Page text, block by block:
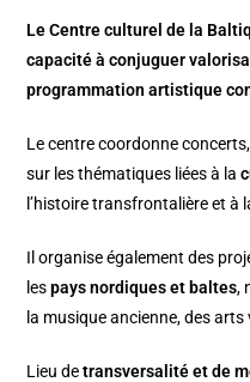
Le Centre culturel de la
capacité à conjuguer
programmation artistique
Le centre coordonne
sur les thématiques liées à la
l’histoire transfrontalière et à
Il organise également des
lespays nordiques et baltes,
la musique ancienne, des
Lieu detransversalité et de